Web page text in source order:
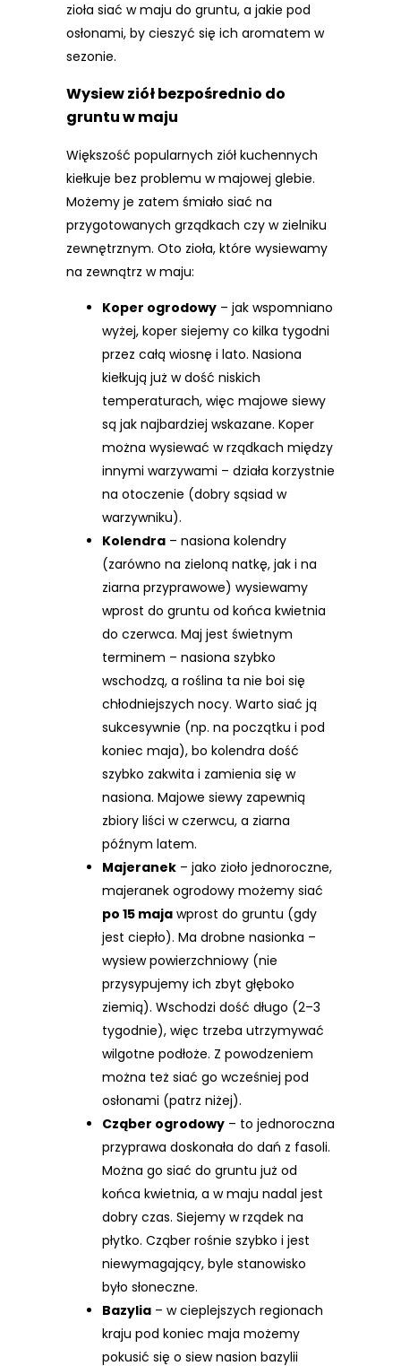
zioła siać w maju do gruntu, a jakie pod
osłonami, by cieszyć się ich aromatem w
sezonie.
Wysiew ziółbezpośrednio do
gruntuw maju
Większość popularnych ziół kuchennych
kiełkuje bez problemu w majowej glebie.
Możemy je zatem śmiało siać na
przygotowanych grządkach czy w zielniku
zewnętrznym. Oto zioła, które wysiewamy
na zewnątrz w maju:
Koper ogrodowy – jak wspomniano
wyżej, koper siejemy co kilka tygodni
przez całą wiosnę i lato. Nasiona
kiełkują już w dość niskich
temperaturach, więc majowe siewy
są jak najbardziej wskazane. Koper
można wysiewać w rządkach między
innymi warzywami – działa korzystnie
na otoczenie (dobry sąsiad w
warzywniku).
Kolendra – nasiona kolendry
(zarówno na zieloną natkę, jak i na
ziarna przyprawowe) wysiewamy
wprost do gruntu od końca kwietnia
do czerwca. Maj jest świetnym
terminem – nasiona szybko
wschodzą, a roślina ta nie boi się
chłodniejszych nocy. Warto siać ją
sukcesywnie (np. na początku i pod
koniec maja), bo kolendra dość
szybko zakwita i zamienia się w
nasiona. Majowe siewy zapewnią
zbiory liści w czerwcu, a ziarna
późnym latem.
Majeranek – jako zioło jednoroczne,
majeranek ogrodowy możemy siać
po 15 maja wprost do gruntu (gdy
jest ciepło). Ma drobne nasionka –
wysiew powierzchniowy (nie
przysypujemy ich zbyt głęboko
ziemią). Wschodzi dość długo (2–3
tygodnie), więc trzeba utrzymywać
wilgotne podłoże. Z powodzeniem
można też siać go wcześniej pod
osłonami (patrz niżej).
Cząber ogrodowy – to jednoroczna
przyprawa doskonała do dań z fasoli.
Można go siać do gruntu już od
końca kwietnia, a w maju nadal jest
dobry czas. Siejemy w rządek na
płytko. Cząber rośnie szybko i jest
niewymagający, byle stanowisko
było słoneczne.
Bazylia – w cieplejszych regionach
kraju pod koniec maja możemy
pokusić się o siew nasion bazylii